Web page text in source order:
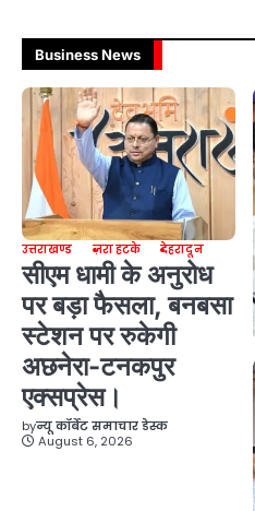
Business News
उत्तराखण्ड ज़रा हटके देहरादून
सीएम धामी के अनुरोध
पर बड़ा फैसला, बनबसा
स्टेशन पर रुकेगी
अछनेरा-टनकपुर
एक्सप्रेस।
byन्यू कॉर्बेट समाचार डेस्क
August 6, 2026